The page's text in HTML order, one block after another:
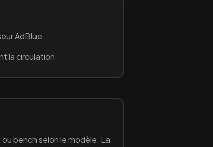
AdBlue
la circulation
bench selon le modèle. La